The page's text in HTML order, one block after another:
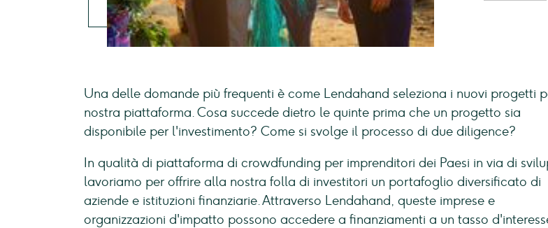
Una delle domande più frequenti è come Lendahand seleziona i nuovi progetti
nostra piattaforma. Cosa succede dietro le quinte prima che un progetto sia
disponibile per l'investimento? Come si svolge il processo di due diligence?
In qualità di piattaforma di crowdfunding per imprenditori dei Paesi in via di
lavoriamo per offrire alla nostra folla di investitori un portafoglio diversificato di
aziende e istituzioni finanziarie. Attraverso Lendahand, queste imprese e
organizzazioni d'impatto possono accedere a finanziamenti a un tasso